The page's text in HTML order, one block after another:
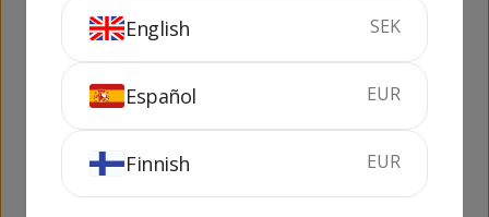
Licor Mandarina
137 kr
M. Brizard
Watermelon 1 lit
English SEK
Español EUR
Finnish EUR